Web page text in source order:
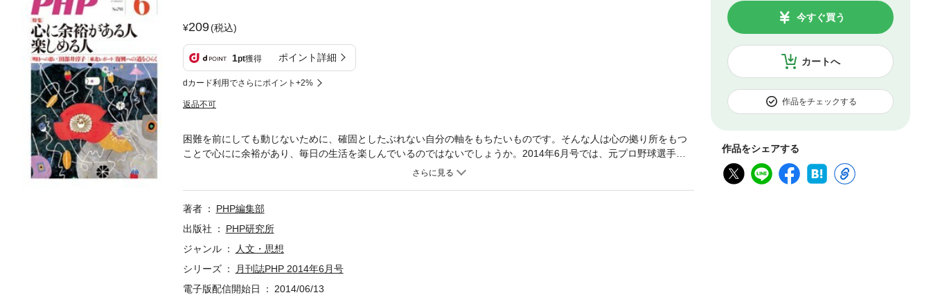
209(税込)
1pt獲得 ポイント詳細
dカード利用でさらにポイント+2%
返品不可
カートへ
今すぐ買う
作品をチェックする
作品をシェアする
困難を前にしても動じないために、確固としたぶれない自分の軸をもちたいものです。そんな人は心の拠り所をもつ
ことで心にに余裕があり、毎日の生活を楽しんでいるのではないでしょうか。2014年6月号では、元プロ野球選手の
石井一久さんのインタビューをはじめ、作家の澁澤幸子さん他のエッセイで、「気持ちのゆとりの持ち方」について
著者
PHP編集部
出版社
PHP研究所
ジャンル
人文・思想
シリーズ
月刊誌PHP 2014年6月号
電子版配信開始日
2014/06/13